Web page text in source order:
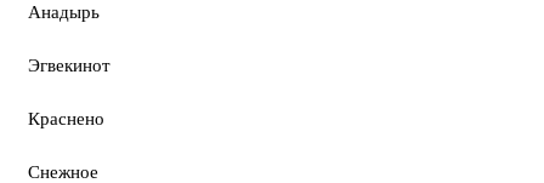
Анадырь
Эгвекинот
Краснено
Снежное